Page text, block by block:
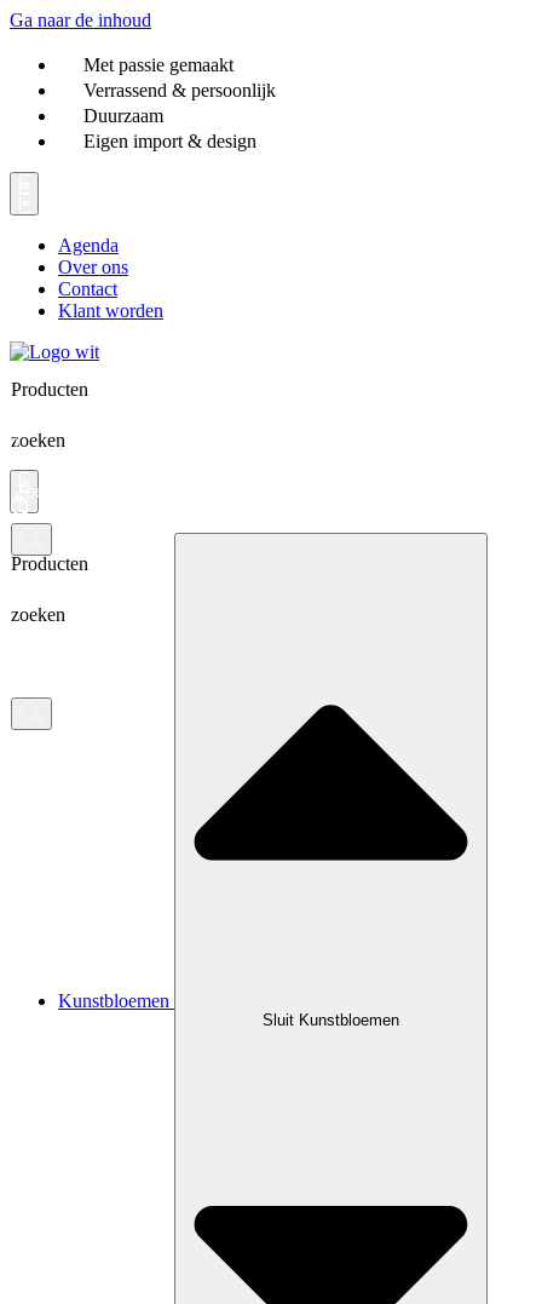
Ga naar de inhoud
Met passie gemaakt
Verrassend & persoonlijk
Duurzaam
Eigen import & design
Agenda
Over ons
Contact
Klant worden
Producten
zoeken
Producten
zoeken
Kunstbloemen
Sluit Kunstbloemen